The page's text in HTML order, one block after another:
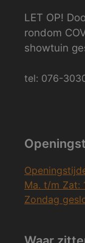
LET OP!
rondom
showtuin
tel: 076-
Ma. t/m Zat:
Zondag